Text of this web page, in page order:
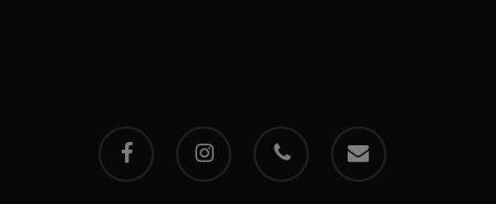
facebook instagram phone email